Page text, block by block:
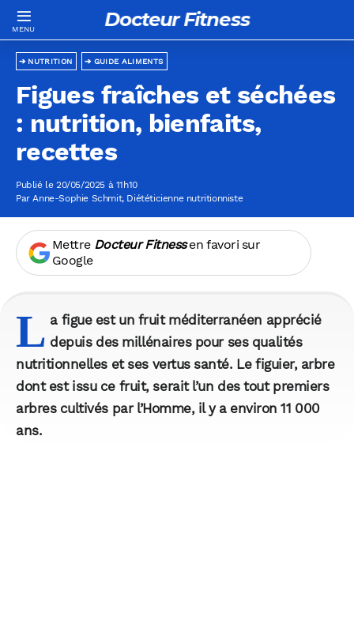
Docteur Fitness
GUIDE ALIMENTS
NUTRITION
Figues fraîches et séchées
: nutrition, bienfaits,
recettes
Publié le 20/05/2025 à 11h10
ParAnne-Sophie Schmit, Diététicienne nutritionniste
Mettre Docteur Fitnessen favori sur
Google
L a figue est un fruit méditerranéen apprécié
depuis des millénaires pour ses qualités
nutritionnelles et ses vertus santé. Le figuier, arbre
dont est issu ce fruit, serait l’un des tout premiers
arbres cultivés par l’Homme, il y a environ 11 000
ans.